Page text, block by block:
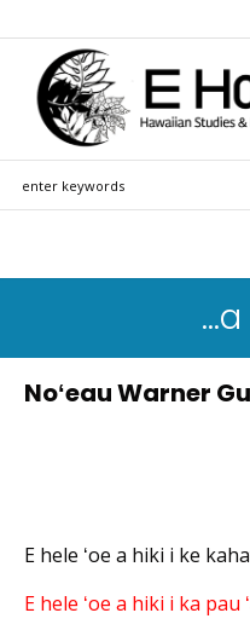
Noʻeau Warner
E hele ʻoe a hiki i ke
E hele ʻoe a hiki i ka pau